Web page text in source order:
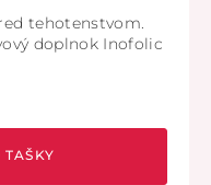
tehotenstvom.
doplnok Inofolic
dôležité živiny
mikroflóru.